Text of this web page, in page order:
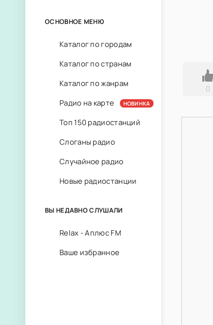
0
ОСНОВНОЕ МЕНЮ
Каталог по городам
Каталог по странам
Каталог по жанрам
Радио на карте
НОВИНКА
Топ 150 радиостанций
Слоганы радио
Случайное радио
Новые радиостанции
ВЫ НЕДАВНО СЛУШАЛИ
Relax - Аплюс FM
Ваше избранное